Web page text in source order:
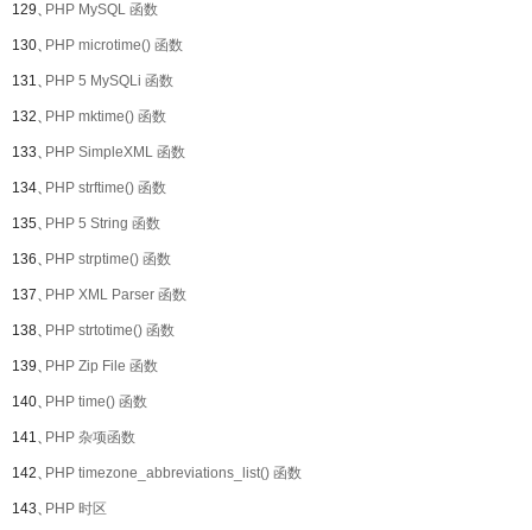
129、PHP MySQL 函数
130、PHP microtime() 函数
131、PHP 5 MySQLi 函数
132、PHP mktime() 函数
133、PHP SimpleXML 函数
134、PHP strftime() 函数
135、PHP 5 String 函数
136、PHP strptime() 函数
137、PHP XML Parser 函数
138、PHP strtotime() 函数
139、PHP Zip File 函数
140、PHP time() 函数
141、PHP 杂项函数
142、PHP timezone_abbreviations_list() 函数
143、PHP 时区